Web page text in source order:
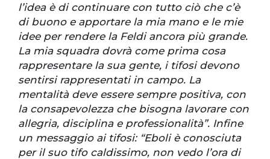
l’idea è di continuare con tutto ciò che c’è
di buono e apportare la mia mano e le mie
idee per rendere la Feldi ancora più grande.
La mia squadra dovrà come prima cosa
rappresentare la sua gente, i tifosi devono
sentirsi rappresentati in campo. La
mentalità deve essere sempre positiva, con
la consapevolezza che bisogna lavorare con
allegria, disciplina e professionalità”. Infine
un messaggio ai tifosi: “Eboli è conosciuta
per il suo tifo caldissimo, non vedo l’ora di